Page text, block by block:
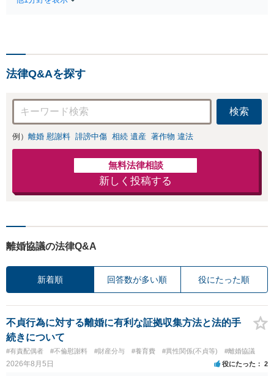
【メール／オンライン相談
法律Q&Aを探す
検索
例） 離婚 慰謝料 誹謗中傷 相続 遺産 著作物 違法
無料法律相談
新しく投稿する
離婚協議の法律Q&A
新着順 回答数が多い順 役にたった順
不貞行為に対する離婚に有利な証拠収集方法と法的手
続きについて
#有責配偶者 #不倫慰謝料 #財産分与 #養育費 #異性関係(不貞等) #離婚協議
2026年8月5日 役にたった 2